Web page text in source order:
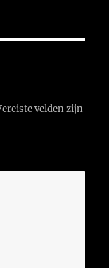
velden zijn